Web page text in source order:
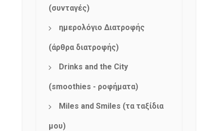
(συνταγές)
ημερολόγιο Διατροφής
(άρθρα διατροφής)
Drinks and the City
(smoothies - ροφήματα)
Miles and Smiles (τα ταξίδια
μου)